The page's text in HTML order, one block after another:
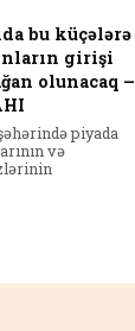
bu küçələrə
girişi
olunacaq –
piyada
və